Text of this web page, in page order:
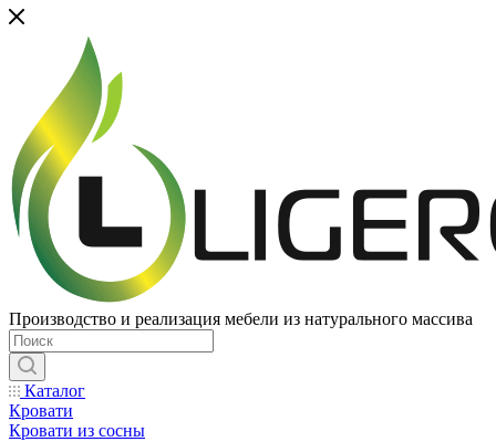
Производство и реализация мебели из натурального массива
Каталог
Кровати
Кровати из сосны